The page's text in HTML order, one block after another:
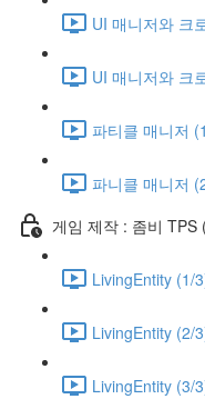
UI 매니저와 크
UI 매니저와 크
파티클 매니저
파니클 매니저
게임 제작 : 좀비 TPS
LivingEntity (1/
LivingEntity (2/
LivingEntity (3/